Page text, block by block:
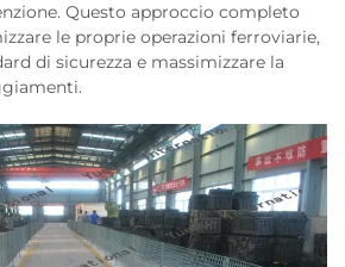
Questo approccio completo
le proprie operazioni ferroviarie,
di sicurezza e massimizzare la